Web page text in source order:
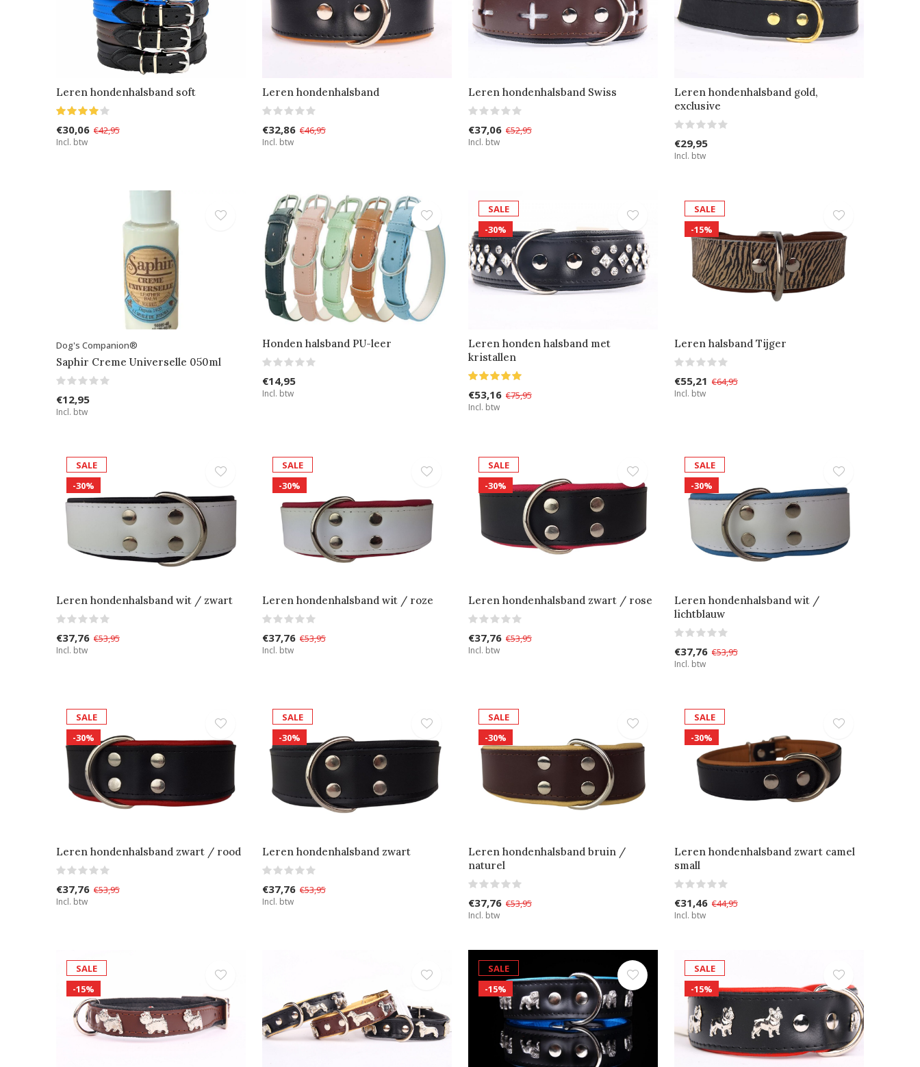
Leren hondenhalsband soft
€30,06 €42,95
Incl. btw
Leren hondenhalsband
€32,86 €46,95
Incl. btw
Leren hondenhalsband Swiss
€37,06 €52,95
Incl. btw
Leren hondenhalsband gold,
exclusive
€29,95
Incl. btw
Dog's Companion®
Saphir Creme Universelle 050ml
€12,95
Incl. btw
Honden halsband PU-leer
€14,95
Incl. btw
SALE
-30%
Leren honden halsband met
kristallen
€53,16 €75,95
Incl. btw
SALE
-15%
Leren halsband Tijger
€55,21 €64,95
Incl. btw
SALE
-30%
Leren hondenhalsband wit / zwart
€37,76 €53,95
Incl. btw
SALE
-30%
Leren hondenhalsband wit / roze
€37,76 €53,95
Incl. btw
SALE
-30%
Leren hondenhalsband zwart / rose
€37,76 €53,95
Incl. btw
SALE
-30%
Leren hondenhalsband wit /
lichtblauw
€37,76 €53,95
Incl. btw
SALE
-30%
Leren hondenhalsband zwart / rood
€37,76 €53,95
Incl. btw
SALE
-30%
Leren hondenhalsband zwart
€37,76 €53,95
Incl. btw
SALE
-30%
Leren hondenhalsband bruin /
naturel
€37,76 €53,95
Incl. btw
SALE
-30%
Leren hondenhalsband zwart camel
small
€31,46 €44,95
Incl. btw
SALE
-15%
SALE
-15%
SALE
-15%